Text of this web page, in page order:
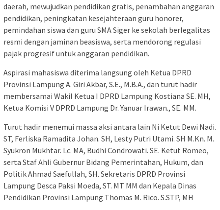
daerah, mewujudkan pendidikan gratis, penambahan anggaran
pendidikan, peningkatan kesejahteraan guru honorer,
pemindahan siswa dan guru SMA Siger ke sekolah berlegalitas
resmi dengan jaminan beasiswa, serta mendorong regulasi
pajak progresif untuk anggaran pendidikan.
Aspirasi mahasiswa diterima langsung oleh Ketua DPRD
Provinsi Lampung A. Giri Akbar, S.E., M.B.A., dan turut hadir
membersamai Wakil Ketua I DPRD Lampung Kostiana SE. MH,
Ketua Komisi V DPRD Lampung Dr. Yanuar Irawan., SE. MM.
Turut hadir menemui massa aksi antara lain Ni Ketut Dewi Nadi.
ST, Ferliska Ramadita Johan. SH, Lesty Putri Utami. SH M.Kn. M.
Syukron Mukhtar. Lc. MA, Budhi Condrowati. SE. Ketut Romeo,
serta Staf Ahli Gubernur Bidang Pemerintahan, Hukum, dan
Politik Ahmad Saefullah, SH. Sekretaris DPRD Provinsi
Lampung Desca Paksi Moeda, ST. MT MM dan Kepala Dinas
Pendidikan Provinsi Lampung Thomas M. Rico. S.STP, MH